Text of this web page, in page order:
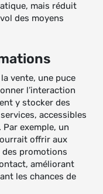
mais réduit
des moyens
vente, une puce
l’interaction
y stocker des
accessibles
exemple, un
offrir aux
promotions
améliorant
les chances de